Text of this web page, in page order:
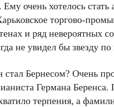
Ему очень хотелось
торгово-
и ряд невероятных
не увидел бы звезду
Бернесом? Очень
Германа
терпения, а